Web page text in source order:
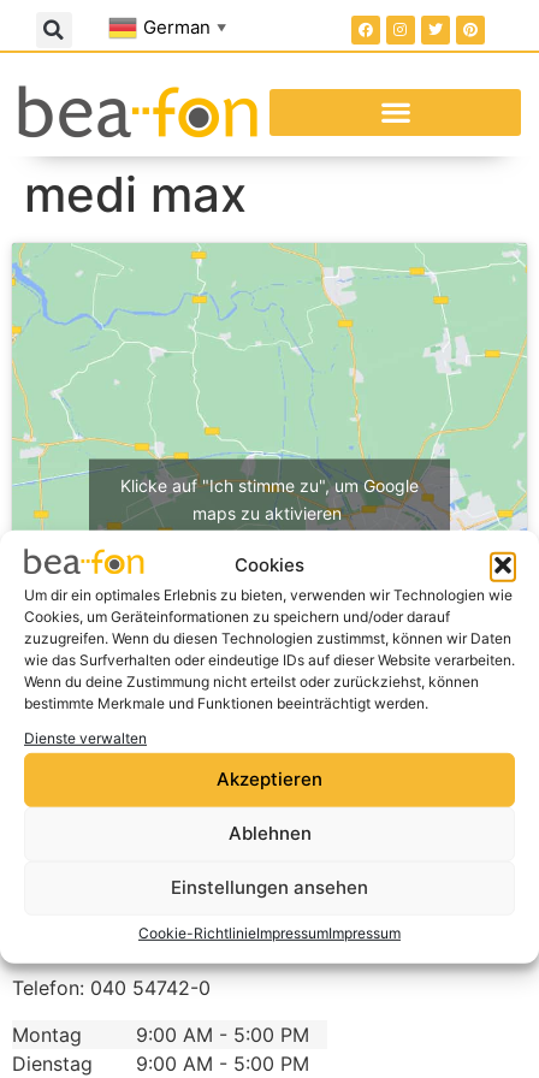
Cookies
Um dir ein optimales Erlebnis zu bieten, verwenden wir Technologien wie
Cookies, um Geräteinformationen zu speichern und/oder darauf
zuzugreifen. Wenn du diesen Technologien zustimmst, können wir Daten
wie das Surfverhalten oder eindeutige IDs auf dieser Website verarbeiten.
Wenn du deine Zustimmung nicht erteilst oder zurückziehst, können
bestimmte Merkmale und Funktionen beeinträchtigt werden.
Dienste verwalten
Akzeptieren
Ablehnen
Einstellungen ansehen
Cookie-RichtlinieImpressumImpressum
German ▼
medi max
Klicke auf "Ich stimme zu", um Google
maps zu aktivieren
Ich stimme zu
Hamburg-StellingenDeutschland
Telefon: 040 54742-0
Montag
9:00 AM - 5:00 PM
Dienstag
9:00 AM - 5:00 PM